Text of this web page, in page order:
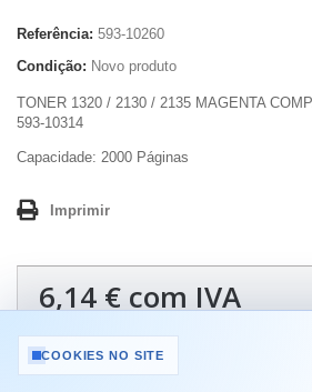
Referência: 593-10260
Condição: Novo produto
TONER 1320 / 2130 / 2135 MAGENTA
593-10314
Capacidade: 2000 Páginas
Imprimir
6,14 € com IVA
Quantidade
COOKIES NO SITE